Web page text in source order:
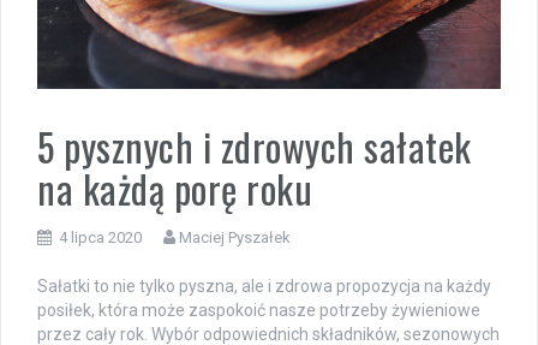
5 pysznych i zdrowych sałatek
na każdą porę roku
4 lipca 2020 Maciej Pyszałek
Sałatki to nie tylko pyszna, ale i zdrowa propozycja na każdy
posiłek, która może zaspokoić nasze potrzeby żywieniowe
przez cały rok. Wybór odpowiednich składników, sezonowych